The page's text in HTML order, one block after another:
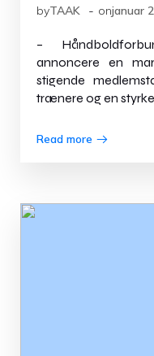
byTAAK - onjanuar
–
annoncere en
stigende
trænere og en
Read more